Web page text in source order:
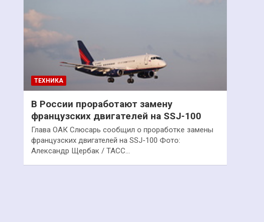
ТЕХНИКА
В России проработают замену
французских двигателей на SSJ-100
Глава ОАК Слюсарь сообщил о проработке замены
французских двигателей на SSJ-100 Фото:
Александр Щербак / ТАСС…